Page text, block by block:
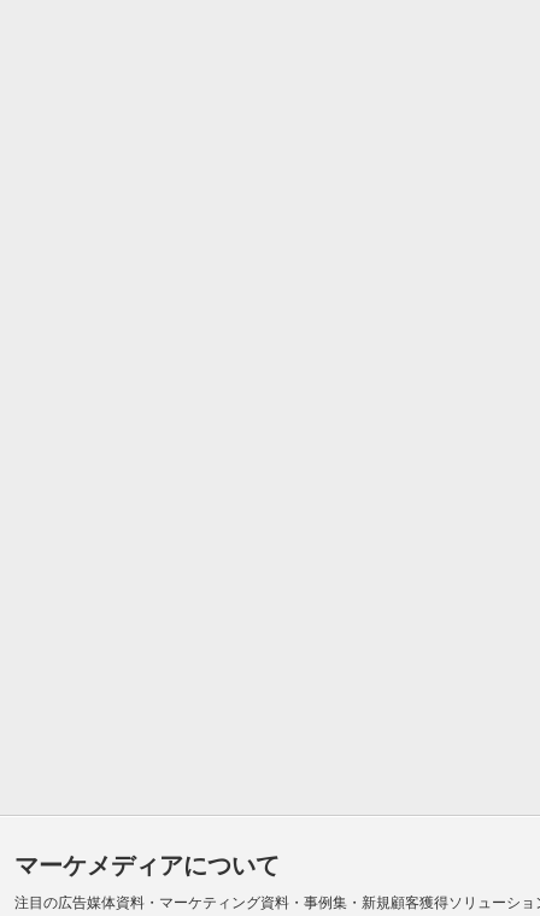
マーケメディアについて
注目の広告媒体資料・マーケティング資料・事例集・新規顧客獲得ソリューショ